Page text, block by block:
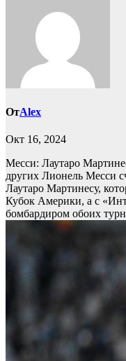
ОтAlex
Окт 16, 2024
Месси: Лаутаро
других Лионель Месси
Лаутаро Мартинесу,
Кубок Америки, а с
бомбардиром обоих